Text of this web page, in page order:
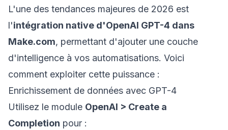
L'une des tendances majeures de 2026 est
l'intégration native d'OpenAI GPT-4 dans
Make.com, permettant d'ajouter une couche
d'intelligence à vos automatisations. Voici
comment exploiter cette puissance :
Enrichissement de données avec GPT-4
Utilisez le module OpenAI > Create a
Completion pour :